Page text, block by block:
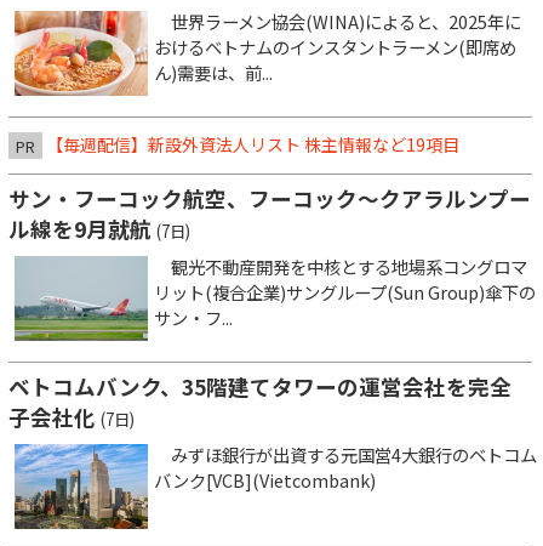
世界ラーメン協会(WINA)によると、2025年に
おけるベトナムのインスタントラーメン(即席め
ん)需要は、前...
PR 【毎週配信】新設外資法人リスト 株主情報など19項目
サン・フーコック航空、フーコック～クアラルンプー
ル線を9月就航 (7日)
観光不動産開発を中核とする地場系コングロマ
リット(複合企業)サングループ(Sun Group)傘下の
サン・フ...
ベトコムバンク、35階建てタワーの運営会社を完全
子会社化 (7日)
みずほ銀行が出資する元国営4大銀行のベトコム
バンク[VCB](Vietcombank)